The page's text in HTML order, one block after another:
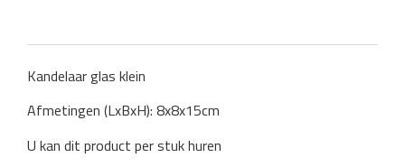
Kandelaar glas klein
Afmetingen (LxBxH): 8x8x15cm
U kan dit product per stuk huren